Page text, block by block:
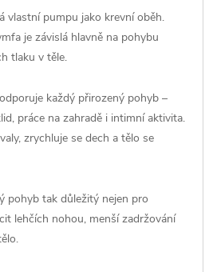
vlastní pumpu jako krevní oběh.
je závislá hlavně na pohybu
tlaku v těle.
každý přirozený pohyb –
práce na zahradě i intimní aktivita.
zrychluje se dech a tělo se
pohyb tak důležitý nejen pro
lehčích nohou, menší zadržování